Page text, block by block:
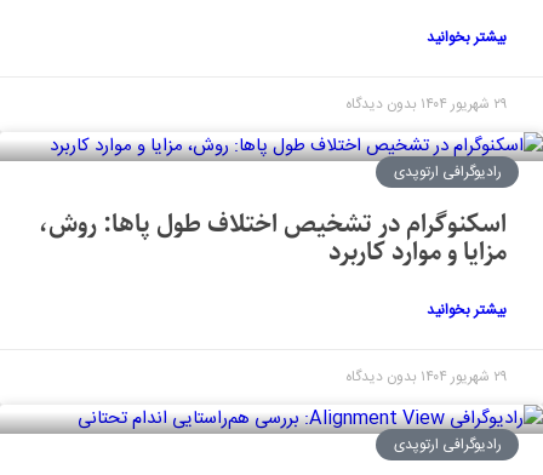
بیشتر بخوانید
۲۹ شهریور ۱۴۰۴ بدون دیدگاه
رادیوگرافی ارتوپدی
اسکنوگرام در تشخیص اختلاف طول پاها: روش،
مزایا و موارد کاربرد
بیشتر بخوانید
۲۹ شهریور ۱۴۰۴ بدون دیدگاه
رادیوگرافی ارتوپدی